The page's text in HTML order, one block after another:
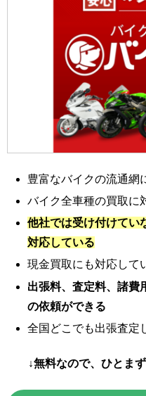
豊富なバイクの流通網
バイク全車種の買取に
他社では受け付けてい
対応している
現金買取にも対応して
出張料、査定料、諸費
の依頼ができる
全国どこでも出張査定
↓無料なので、ひとま